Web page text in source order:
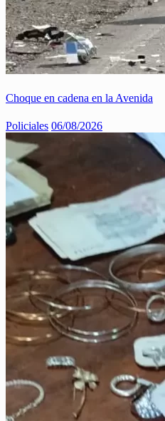
Choque en cadena en la Avenida
Policiales 06/08/2026